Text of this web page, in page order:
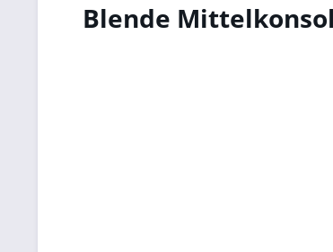
Blende